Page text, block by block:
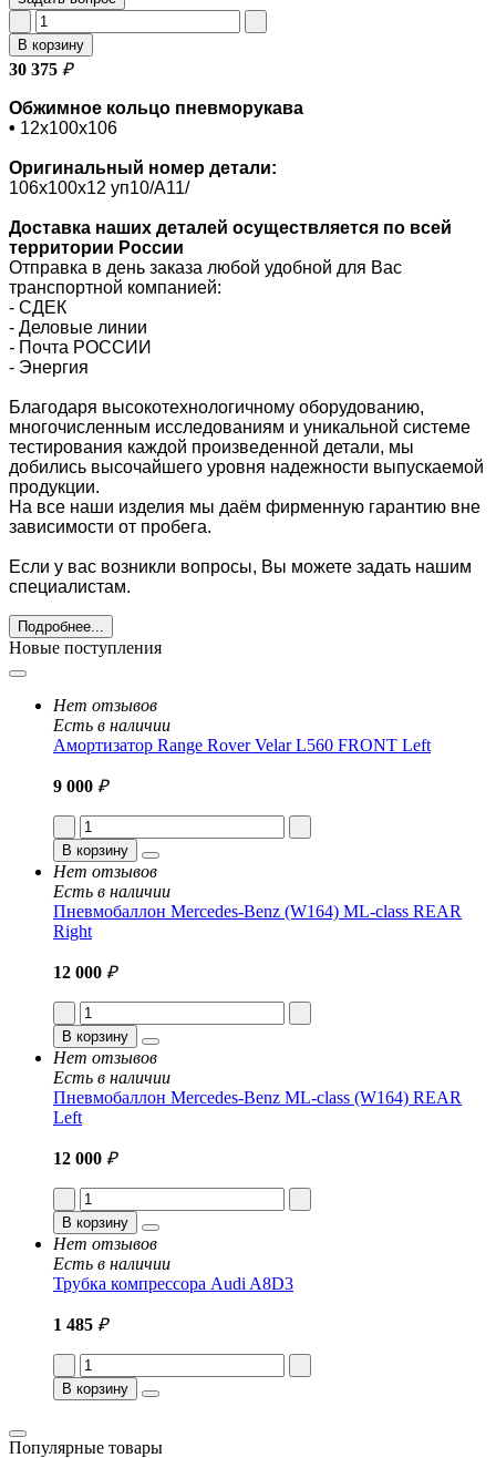
В корзину
30 375 ₽
Обжимное кольцо пневморукава
• 12х100х106
Оригинальный номер детали:
106х100х12 уп10/A11/
Доставка наших деталей осуществляется по всей
территории России
Отправка в день заказа любой удобной для Вас
транспортной компанией:
- СДЕК
- Деловые линии
- Почта РОССИИ
- Энергия
Благодаря высокотехнологичному оборудованию,
многочисленным исследованиям и уникальной системе
тестирования каждой произведенной детали, мы
добились высочайшего уровня надежности выпускаемой
продукции.
На все наши изделия мы даём фирменную гарантию вне
зависимости от пробега.
Если у вас возникли вопросы, Вы можете задать нашим
специалистам.
Подробнее...
Новые поступления
Нет отзывов
Есть в наличии
Амортизатор Range Rover Velar L560 FRONT Left
9 000 ₽
В корзину
Нет отзывов
Есть в наличии
Пневмобаллон Mercedes-Benz (W164) ML-class REAR
Right
12 000 ₽
В корзину
Нет отзывов
Есть в наличии
Пневмобаллон Mercedes-Benz ML-class (W164) REAR
Left
12 000 ₽
В корзину
Нет отзывов
Есть в наличии
Трубка компрессора Audi A8D3
1 485 ₽
В корзину
Популярные товары